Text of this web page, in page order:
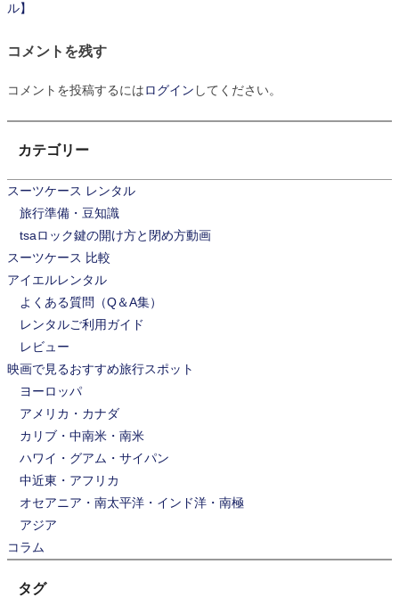
ナ
ビ
シ
ョ
ン
ル】
コメントを残す
コメントを投稿するにはログイン してください。
カテゴリー
スーツケース レンタル
旅行準備・豆知識
tsaロック鍵の開け方と閉め方動画
スーツケース 比較
アイエルレンタル
よくある質問（Q＆A集）
レンタルご利用ガイド
レビュー
映画で見るおすすめ旅行スポット
ヨーロッパ
アメリカ・カナダ
カリブ・中南米・南米
ハワイ・グアム・サイパン
中近東・アフリカ
オセアニア・南太平洋・インド洋・南極
アジア
コラム
タグ